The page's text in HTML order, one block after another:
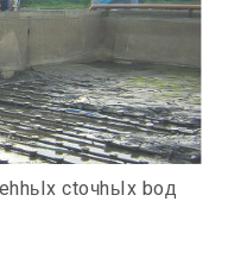
ctoчhьIx boд